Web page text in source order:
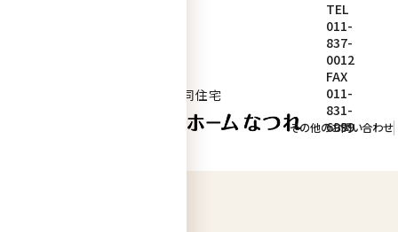
その他のお問い合わせ
看護・介護提供型共同住宅
TEL
011-
837-
0012
FAX
011-
831-
6999